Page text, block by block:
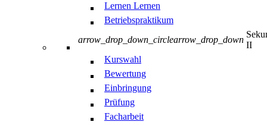
Lernen Lernen
Betriebspraktikum
arrow_drop_down_circlearrow_drop_down
II
Kurswahl
Bewertung
Einbringung
Prüfung
Facharbeit